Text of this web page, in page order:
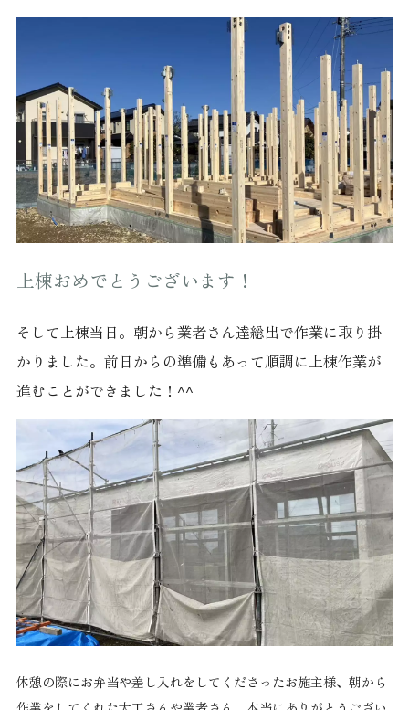
上棟おめでとうございます！
そして上棟当日。朝から業者さん達総出で作業に取り掛
かりました。前日からの準備もあって順調に上棟作業が
進むことができました！^^
休憩の際にお弁当や差し入れをしてくださったお施主様、朝から